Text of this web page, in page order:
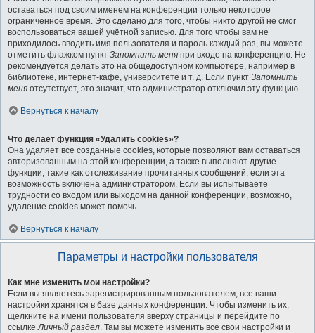
оставаться под своим именем на конференции только некоторое
ограниченное время. Это сделано для того, чтобы никто другой не смог
воспользоваться вашей учётной записью. Для того чтобы вам не
приходилось вводить имя пользователя и пароль каждый раз, вы можете
отметить флажком пункт Запомнить меня при входе на конференцию. Не
рекомендуется делать это на общедоступном компьютере, например в
библиотеке, интернет-кафе, университете и т. д. Если пункт Запомнить
меня отсутствует, это значит, что администратор отключил эту функцию.
Вернуться к началу
Что делает функция «Удалить cookies»?
Она удаляет все созданные cookies, которые позволяют вам оставаться
авторизованным на этой конференции, а также выполняют другие
функции, такие как отслеживание прочитанных сообщений, если эта
возможность включена администратором. Если вы испытываете
трудности со входом или выходом на данной конференции, возможно,
удаление cookies может помочь.
Вернуться к началу
Параметры и настройки пользователя
Как мне изменить мои настройки?
Если вы являетесь зарегистрированным пользователем, все ваши
настройки хранятся в базе данных конференции. Чтобы изменить их,
щёлкните на имени пользователя вверху страницы и перейдите по
ссылкеЛичный раздел. Там вы можете изменить все свои настройки и